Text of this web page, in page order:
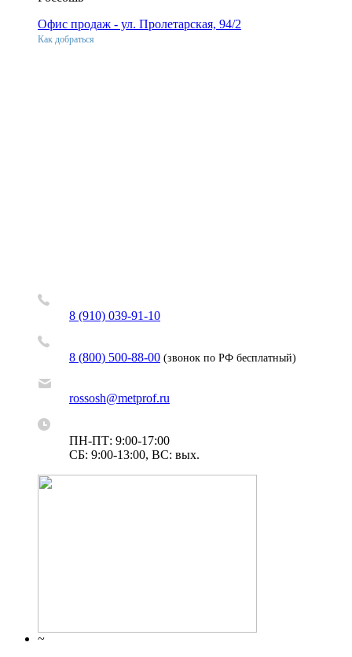
Офис продаж - ул. Пролетарская, 94/2
Как добраться
8 (910) 039-91-10
8 (800) 500-88-00 (звонок по РФ бесплатный)
rossosh@metprof.ru
ПН-ПТ: 9:00-17:00
СБ: 9:00-13:00, ВС: вых.
~